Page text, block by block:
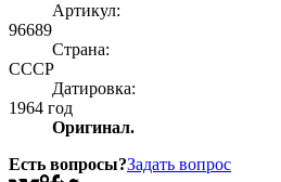
Артикул:
96689
Страна:
СССР
Датировка:
1964 год
Оригинал.
Есть вопросы?Задать вопрос